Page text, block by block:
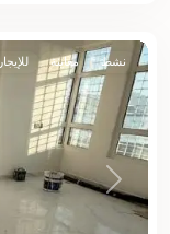
Next
للإيجار معاينة نشط